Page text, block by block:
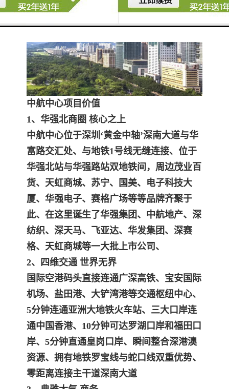
中航中心项目价值
1、华强北商圈 核心之上
中航中心位于深圳‘黄金中轴’深南大道与华
富路交汇处、与地铁1号线无缝连接、位于
华强北站与华强路站双地铁间，周边茂业百
货、天虹商城、苏宁、国美、电子科技大
厦、华强电子、赛格广场等等品牌齐聚于
此、在这里诞生了华强集团、中航地产、深
纺织、深天马、飞亚达、华发集团、深赛
格、天虹商城等一大批上市公司、
2、四维交通 世界无界
国际空港码头直接连通广深高铁、宝安国际
机场、盐田港、大铲湾港等交通枢纽中心、
5分钟连通亚洲大地铁火车站、三大口岸连
通中国香港、10分钟可达罗湖口岸和福田口
岸、5分钟直通皇岗口岸、瞬间整合深港澳
资源、拥有地铁罗宝线与蛇口线双重优势、
零距离连接主干道深南大道